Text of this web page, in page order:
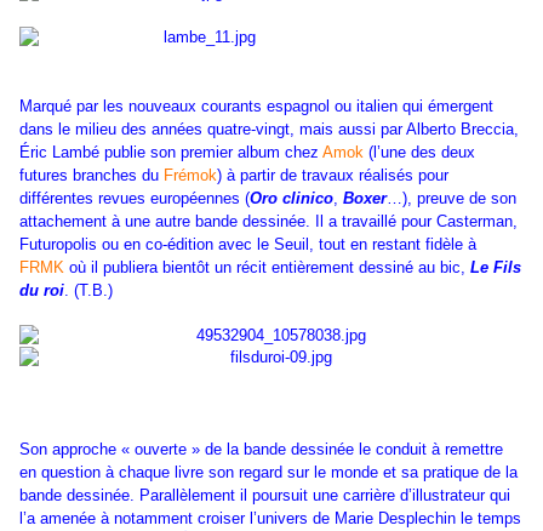
Marqué par les nouveaux courants espagnol ou italien qui émergent
dans le milieu des années quatre-vingt, mais aussi par Alberto Breccia,
Éric Lambé publie son premier album chez Amok (l’une des deux
futures branches du Frémok) à partir de travaux réalisés pour
différentes revues européennes (Oro clinico, Boxer…), preuve de son
attachement à une autre bande dessinée. Il a travaillé pour Casterman,
Futuropolis ou en co-édition avec le Seuil, tout en restant fidèle à
FRMK où il publiera bientôt un récit entièrement dessiné au bic, Le Fils
du roi. (T.B.)
Son approche « ouverte » de la bande dessinée le conduit à remettre
en question à chaque livre son regard sur le monde et sa pratique de la
bande dessinée. Parallèlement il poursuit une carrière d’illustrateur qui
l’a amenée à notamment croiser l’univers de Marie Desplechin le temps